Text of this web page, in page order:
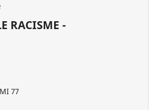
RACISME -
77